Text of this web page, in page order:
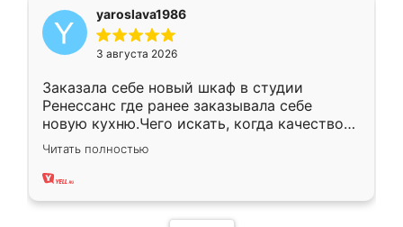
yaroslava1986
3 августа 2026
Заказала себе новый шкаф в студии
Ренессанс где ранее заказывала себе
новую кухню.Чего искать, когда качеством
вполне довольна. Служит кухня уже почти
два года, нареканий нет.
Читать полностью